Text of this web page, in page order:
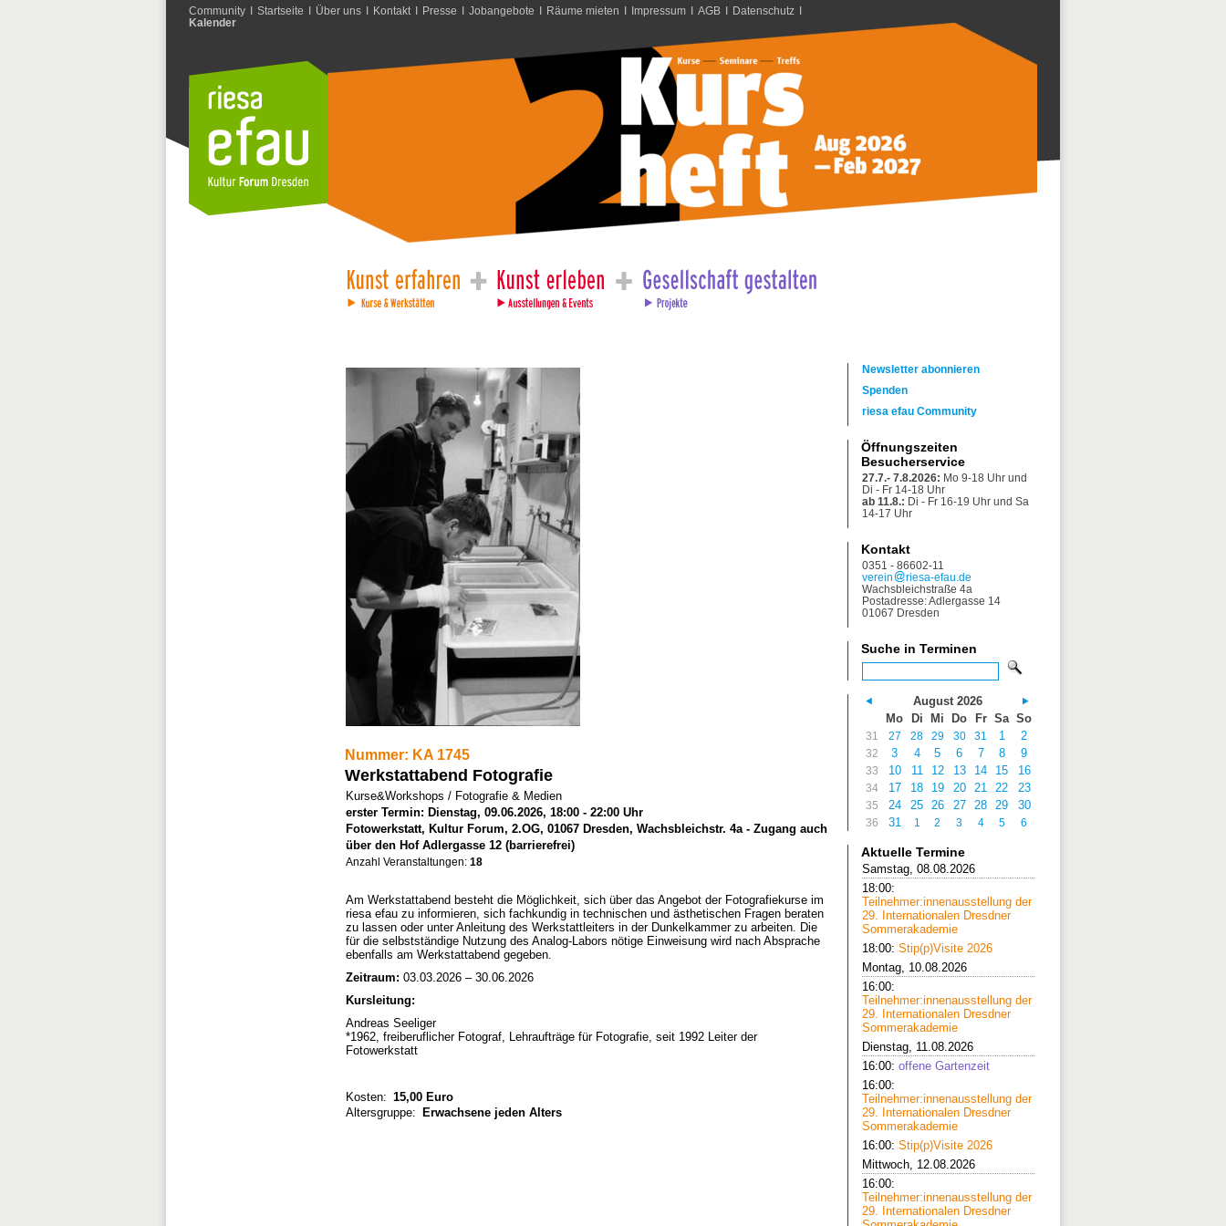
Community I Startseite I Über uns I Kontakt I Presse I Jobangebote I Räume mieten I Impressum I AGB I Datenschutz I
Kalender
Nummer: KA 1745
Werkstattabend Fotografie
Kurse&Workshops / Fotografie & Medien
erster Termin: Dienstag, 09.06.2026, 18:00 - 22:00 Uhr
Fotowerkstatt, Kultur Forum, 2.OG, 01067 Dresden, Wachsbleichstr. 4a - Zugang auch
über den Hof Adlergasse 12 (barrierefrei)
Anzahl Veranstaltungen: 18
Am Werkstattabend besteht die Möglichkeit, sich über das Angebot der Fotografiekurse im
riesa efau zu informieren, sich fachkundig in technischen und ästhetischen Fragen beraten
zu lassen oder unter Anleitung des Werkstattleiters in der Dunkelkammer zu arbeiten. Die
für die selbstständige Nutzung des Analog-Labors nötige Einweisung wird nach Absprache
ebenfalls am Werkstattabend gegeben.
Zeitraum: 03.03.2026 – 30.06.2026
Kursleitung:
Andreas Seeliger
*1962, freiberuflicher Fotograf, Lehraufträge für Fotografie, seit 1992 Leiter der
Fotowerkstatt
Kosten: 15,00 Euro
Altersgruppe:
Erwachsene jeden Alters
Newsletter abonnieren
Spenden
riesa efau Community
Öffnungszeiten
Besucherservice
27.7.- 7.8.2026: Mo 9-18 Uhr und
Di - Fr 14-18 Uhr
ab 11.8.: Di - Fr 16-19 Uhr und Sa
14-17 Uhr
Kontakt
0351 - 86602-11
verein
riesa-efau.de
Wachsbleichstraße 4a
Postadresse: Adlergasse 14
01067 Dresden
Suche in Terminen
August 2026
Mo
Di Mi Do Fr Sa So
31 27 28 29 30 31 1 2
32 3 4 5 6 7 8 9
33 10 11 12 13 14 15 16
34 17 18 19 20 21 22 23
35 24 25 26 27 28 29 30
36 31 1 2 3 4 5 6
Aktuelle Termine
Samstag, 08.08.2026
18:00:
Teilnehmer:innenausstellung der
29. Internationalen Dresdner
Sommerakademie
18:00: Stip(p)Visite 2026
Montag, 10.08.2026
16:00:
Teilnehmer:innenausstellung der
29. Internationalen Dresdner
Sommerakademie
Dienstag, 11.08.2026
16:00: offene Gartenzeit
16:00:
Teilnehmer:innenausstellung der
29. Internationalen Dresdner
Sommerakademie
16:00: Stip(p)Visite 2026
Mittwoch, 12.08.2026
16:00:
Teilnehmer:innenausstellung der
29. Internationalen Dresdner